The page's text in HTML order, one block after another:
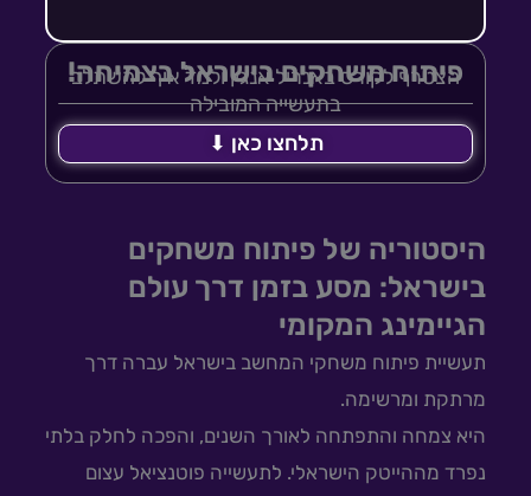
פיתוח משחקים בישראל בצמיחה!
הצטרף לקורס באנריל אנגין ולמד איך להשתלב
בתעשייה המובילה
תלחצו כאן ⬇
היסטוריה של פיתוח משחקים
בישראל: מסע בזמן דרך עולם
הגיימינג המקומי
תעשיית פיתוח משחקי המחשב בישראל עברה דרך
מרתקת ומרשימה.
היא צמחה והתפתחה לאורך השנים, והפכה לחלק בלתי
נפרד מההייטק הישראלי. לתעשייה פוטנציאל עצום